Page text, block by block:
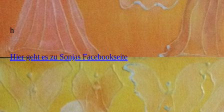
h
Hier geht es zu Sonjas Facebookseite